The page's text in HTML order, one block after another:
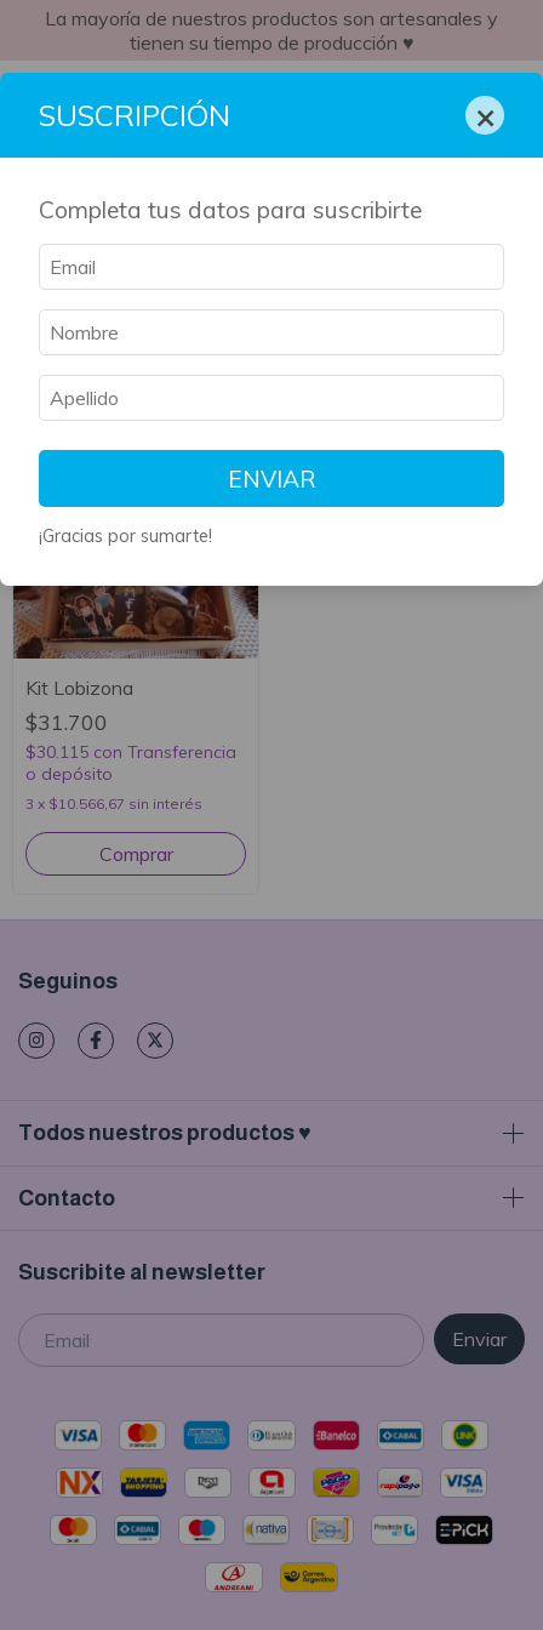
La mayoría de nuestros productos son artesanales y
tienen su tiempo de producción ♥
Inicio
Lobizona
Ordenar
Filtrar
Kit Lobizona
$31.700
$30.115 con Transferencia
o depósito
3 x $10.566,67 sin interés
Seguinos
Todos nuestros productos ♥
Contacto
Suscribite al newsletter
SUSCRIPCIÓN ×
Completa tus datos para suscribirte
ENVIAR
¡Gracias por sumarte!